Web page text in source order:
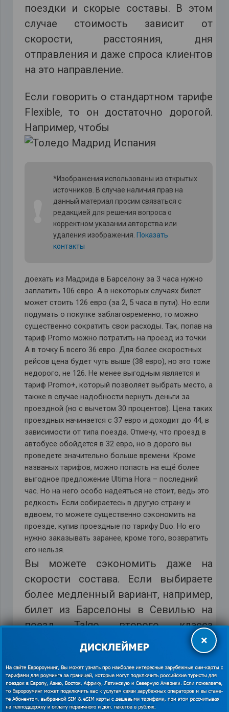
поездки и скорые составы. В этом
случае стоимость зависит от
скорости, расстояния, дня
отправления и даже спроса клиентов
на это направление.
Если говорить о стандартном тарифе
Flexible, то он достаточно дорогой.
Например, чтобы
*Изображения использованы из открытых
источников. В случае наличия прав на
данный материал просим связаться с
редакцией для решения вопроса о
корректном указании авторства или
удаления изображения. Показать
контакты
доехать из Мадрида в Барселону за 3 часа нужно
заплатить 106 евро. А в некоторых случаях билет
может стоить 126 евро (за 2, 5 часа в пути). Но если
подумать о покупке заблаговременно, то можно
существенно сократить свои расходы. Так, попав на
тариф Promo можно потратить на проезд из точки
А в точку Б всего 36 евро. Для более скоростных
рейсов цена будет чуть выше (38 евро), но это тоже
недорого, не 126. Не менее выгодным является и
тариф Promo+, который позволяет выбрать место, а
также в случае надобности вернуть деньги за
проездной (но с вычетом 30 процентов). Цена таких
проездных начинается с 37 евро и доходит до 44, в
зависимости от типа поезда. Отмечу, что проезд в
автобусе обойдется в 32 евро, но в дорого вы
проведете значительно больше времени. Кроме
названых тарифов, можно попасть на ещё более
выгодное предложение Ultima Hora – последний
час. Но на него особо надеяться не стоит, ведь это
редкость. Если собираетесь в другую страну и
вдвоем, то можете существенно сэкономить на
проезде, купив проездные по тарифу Duo. Но его
нужно заказывать заранее, кроме того, возвратить
его нельзя.
Вы можете сэкономить даже на
скорости состава. Если выбираете
более медленный вариант, например,
билет из Барселоны в Севилью на
поезд Talgo второго класса
обойдется вам в 63 евро, но в дороге
вы проведете 11 с половиной часов.
Конечно, можно взять вариант и
побыстрее (5, 30 часа). Но за него
нужно заплатить больше ста.
×